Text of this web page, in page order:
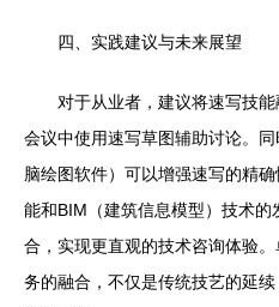
四、实践建议与未来展望
对于从业者，建议将速写技
会议中使用速写草图辅助讨论。
脑绘图软件）可以增强速写的精
能和BIM（建筑信息模型）技术
合，实现更直观的技术咨询体验
务的融合，不仅是传统技艺的延